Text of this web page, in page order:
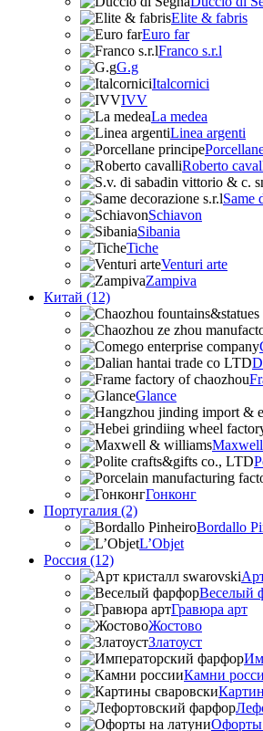
Elite & fabris
Euro far
Franco s.r.l
G.g
Italcornici
IVV
La medea
Linea argenti
Roberto
Same
Schiavon
Sibania
Tiche
Venturi arte
Zampiva
Китай (12)
Glance
Гонконг
Португалия (2)
Bordallo
L’Objet
Россия (12)
Веселый
Гравюра арт
Жостово
Златоуст
Камни
Офорты